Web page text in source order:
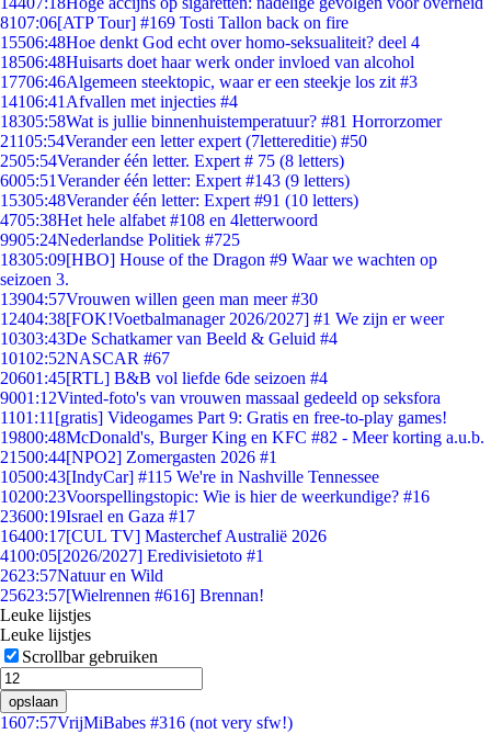
8107:06[ATP Tour] #169 Tosti Tallon back on fire
15506:48Hoe denkt God echt over homo-seksualiteit? deel 4
18506:48Huisarts doet haar werk onder invloed van alcohol
17706:46Algemeen steektopic, waar er een steekje los zit #3
14106:41 Afvallen met injecties #4
18305:58Wat is jullie binnenhuistemperatuur? #81 Horrorzomer
21105:54Verander een letter expert (7lettereditie) #50
2505:54Verander één letter. Expert # 75 (8 letters)
6005:51Verander één letter: Expert #143 (9 letters)
15305:48Verander één letter: Expert #91 (10 letters)
4705:38Het hele alfabet #108 en 4letterwoord
9905:24Nederlandse Politiek #725
18305:09[HBO] House of the Dragon #9 Waar we wachten op
seizoen 3.
13904:57Vrouwen willen geen man meer #30
12404:38[FOK!Voetbalmanager 2026/2027] #1 We zijn er weer
10303:43De Schatkamer van Beeld & Geluid #4
10102:52NASCAR #67
20601:45[RTL] B&B vol liefde 6de seizoen #4
9001:12Vinted-foto's van vrouwen massaal gedeeld op seksfora
1101:11 [gratis] Videogames Part 9: Gratis en free-to-play games!
19800:48McDonald's, Burger King en KFC #82 - Meer korting a.u.b.
21500:44[NPO2] Zomergasten 2026 #1
10500:43[IndyCar] #115 We're in Nashville Tennessee
10200:23Voorspellingstopic: Wie is hier de weerkundige? #16
23600:19Israel en Gaza #17
16400:17[CUL TV] Masterchef Australië 2026
4100:05[2026/2027] Eredivisietoto #1
2623:57Natuur en Wild
25623:57[Wielrennen #616] Brennan!
Leuke lijstjes
Leuke lijstjes
Scrollbar gebruiken
opslaan
1607:57VrijMiBabes #316 (not very sfw!)